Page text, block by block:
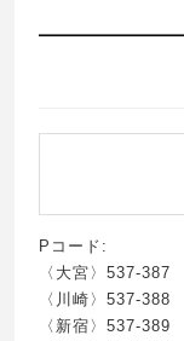
Pコード:
〈大宮〉537-387
〈川崎〉537-388
〈新宿〉537-389